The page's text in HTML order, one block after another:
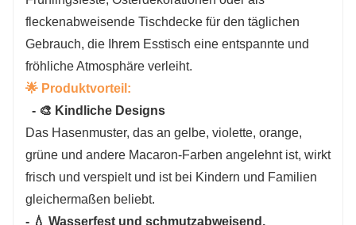
kontaktieren Sie uns direkt per E-
Mail:salesvip@jnjiahe.com
fleckenabweisende Tischdecke für den täglichen
Gebrauch, die Ihrem Esstisch eine entspannte und
fröhliche Atmosphäre verleiht.
🌟 Produktvorteil:
- 🎨 Kindliche Designs
Das Hasenmuster, das an gelbe, violette, orange,
grüne und andere Macaron-Farben angelehnt ist, wirkt
frisch und verspielt und ist bei Kindern und Familien
gleichermaßen beliebt.
- 💧 Wasserfest und schmutzabweisend,